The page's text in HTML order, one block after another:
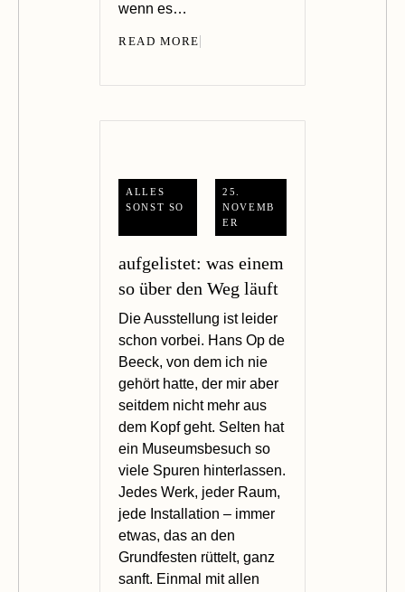
wenn es…
READ MORE
25.
NOVEMB
ER
ALLES
SONST SO
aufgelistet: was einem
so über den Weg läuft
Die Ausstellung ist leider
schon vorbei. Hans Op de
Beeck, von dem ich nie
gehört hatte, der mir aber
seitdem nicht mehr aus
dem Kopf geht. Selten hat
ein Museumsbesuch so
viele Spuren hinterlassen.
Jedes Werk, jeder Raum,
jede Installation – immer
etwas, das an den
Grundfesten rüttelt, ganz
sanft. Einmal mit allen